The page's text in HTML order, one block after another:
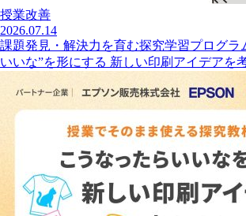
授業改善
2026.07.14
課題発見・解決力を育む探究学習プログラ
いいな”を形にする 新しい印刷アイデアを